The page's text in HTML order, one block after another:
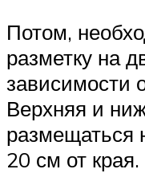
Потом,
разметку на
зависимости
Верхняя и
размещаться
20 см от края.